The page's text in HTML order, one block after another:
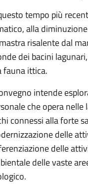
tempo più
alla
risalente dal
dei bacini
fauna ittica.
intende
che opera
connessi alla forte
delle
delle
delle vaste